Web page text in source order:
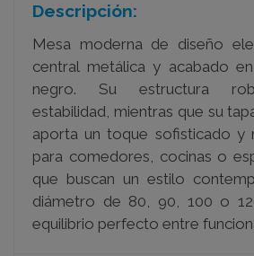
Descripción:
Mesa moderna de diseño
central metálica y acabado
negro. Su estructura
estabilidad, mientras que su
aporta un toque sofisticado y
para comedores, cocinas o
que buscan un estilo
diámetro de 80, 90, 100 o
equilibrio perfecto entre